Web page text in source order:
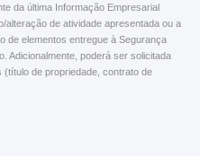
da última Informação Empresarial
alteração de atividade apresentada ou a
de elementos entregue à Segurança
Adicionalmente, poderá ser solicitada
de propriedade, contrato de